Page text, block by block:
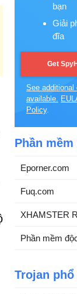
bạn
Giải
đĩa
Get
See additional
available.
Policy.
Phần
Eporner.com
Fuq.com
XHAMSTER
Phần mềm
Trojan phổ